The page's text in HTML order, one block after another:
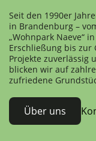
Seit den 1990er
in Brandenburg –
„Wohnpark Naeve“
Erschließung bis
Projekte zuverlässig
blicken wir auf
zufriedene
Über uns